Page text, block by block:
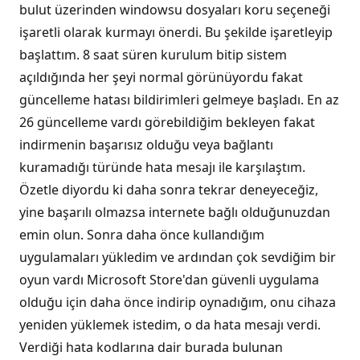
bulut üzerinden windowsu dosyaları koru seçeneği
işaretli olarak kurmayı önerdi. Bu şekilde işaretleyip
başlattım. 8 saat süren kurulum bitip sistem
açıldığında her şeyi normal görünüyordu fakat
güncelleme hatası bildirimleri gelmeye başladı. En az
26 güncelleme vardı görebildiğim bekleyen fakat
indirmenin başarısız olduğu veya bağlantı
kuramadığı türünde hata mesajı ile karşılaştım.
Özetle diyordu ki daha sonra tekrar deneyeceğiz,
yine başarılı olmazsa internete bağlı olduğunuzdan
emin olun. Sonra daha önce kullandığım
uygulamaları yükledim ve ardından çok sevdiğim bir
oyun vardı Microsoft Store'dan güvenli uygulama
olduğu için daha önce indirip oynadığım, onu cihaza
yeniden yüklemek istedim, o da hata mesajı verdi.
Verdiği hata kodlarına dair burada bulunan